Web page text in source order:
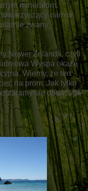
minerałom.
nam w
zwany
Nowej Zelandii, czyli
Wyspa okaże
Wiemy, że ten
na prom. Jak tylko
się dodać